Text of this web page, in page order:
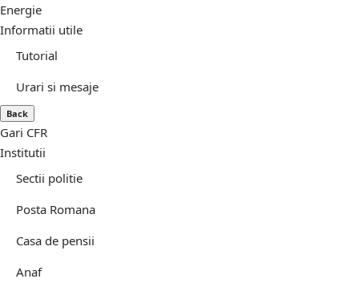
Energie
Informatii utile
Tutorial
Urari si mesaje
Back
Gari CFR
Institutii
Sectii politie
Posta Romana
Casa de pensii
Anaf